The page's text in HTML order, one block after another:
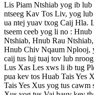
Lis Piam Ntshiab yog ib lub
ntseeg Kav Tos Liv, yog
ua ntej yuav txog Caij Hla.
tseem ceeb yog li no :
Ntshiab, Hnub Rau
Hnub Chiv Nqaum Nplooj,
caij tus luj tuaj tov lub
Lus Xas Les xws li ib tug
pua kev tos Huab Tais Yes
Tais Yes Xus yog tus cawm